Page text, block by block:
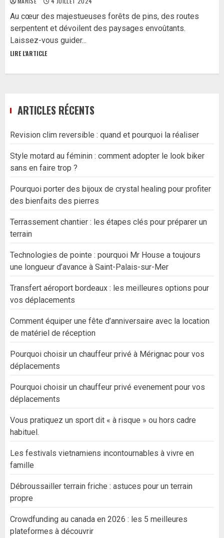
Au cœur des majestueuses forêts de pins, des routes
serpentent et dévoilent des paysages envoûtants.
Laissez-vous guider...
LIRE L'ARTICLE
ARTICLES RÉCENTS
Revision clim reversible : quand et pourquoi la réaliser
Style motard au féminin : comment adopter le look biker
sans en faire trop ?
Pourquoi porter des bijoux de crystal healing pour profiter
des bienfaits des pierres
Terrassement chantier : les étapes clés pour préparer un
terrain
Technologies de pointe : pourquoi Mr House a toujours
une longueur d’avance à Saint-Palais-sur-Mer
Transfert aéroport bordeaux : les meilleures options pour
vos déplacements
Comment équiper une fête d’anniversaire avec la location
de matériel de réception
Pourquoi choisir un chauffeur privé à Mérignac pour vos
déplacements
Pourquoi choisir un chauffeur privé evenement pour vos
déplacements
Vous pratiquez un sport dit « à risque » ou hors cadre
habituel.
Les festivals vietnamiens incontournables à vivre en
famille
Débroussailler terrain friche : astuces pour un terrain
propre
Crowdfunding au canada en 2026 : les 5 meilleures
plateformes à découvrir